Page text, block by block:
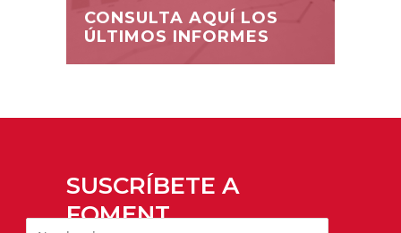
CONSULTA AQUÍ LOS
ÚLTIMOS INFORMES
SUSCRÍBETE A
FOMENT